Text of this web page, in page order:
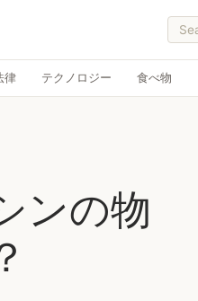
律 テクノロジー 食べ物
ンの物